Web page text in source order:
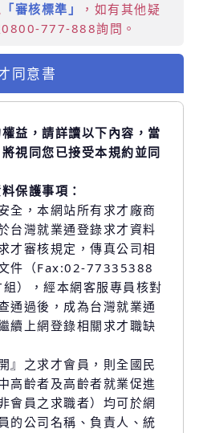
「審核標準」
，如有其他疑
0800-777-888詢問。
同意書
益，請詳讀以下內容，當
視同您已接受本規約並同
保護事項：
全，本網站所有求才廠商
台灣就業通登錄求才資料
才審核規定，傳真公司相
件（Fax:02-77335388
），經本網客服專員核對
通過後，成為台灣就業通
續上網登錄相關求才職缺
』之求才會員，則全國民
高齡者及高齡者就業促進
會員之求職者）均可於網
的公司名稱、負責人、統